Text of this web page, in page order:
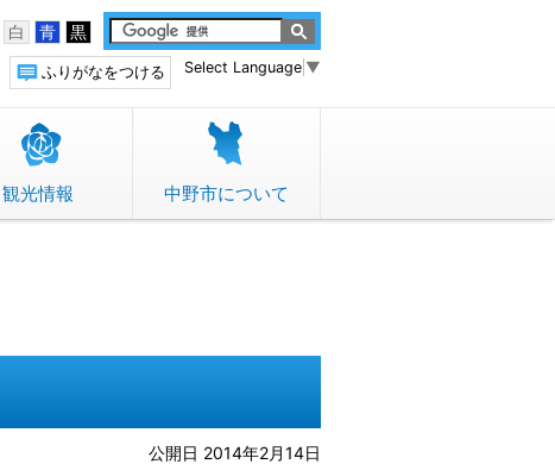
白 青 黒
Select Language ▼
ふりがなをつける
観光情報 中野市について
公開日 2014年2月14日